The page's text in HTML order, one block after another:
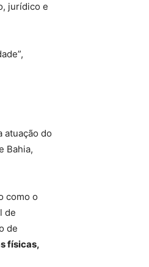
jurídico e
atuação do
Bahia,
como o
de
de
físicas,